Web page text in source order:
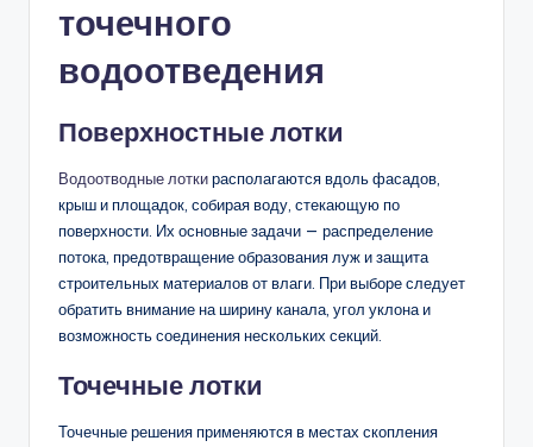
точечного
водоотведения
Поверхностные лотки
Водоотводные лоткирасполагаются вдоль фасадов,
крыш и площадок, собирая воду, стекающую по
поверхности. Их основные задачи — распределение
потока, предотвращение образования луж и защита
строительных материалов от влаги. При выборе следует
обратить внимание на ширину канала, угол уклона и
возможность соединения нескольких секций.
Точечные лотки
Точечные решения применяются в местах скопления